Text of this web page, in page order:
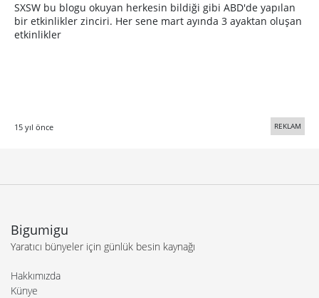
SXSW bu blogu okuyan herkesin bildiği gibi ABD'de yapılan
bir etkinlikler zinciri. Her sene mart ayında 3 ayaktan oluşan
etkinlikler
15 yıl önce REKLAM
Bigumigu
Yaratıcı bünyeler için günlük besin kaynağı
Hakkımızda
Künye